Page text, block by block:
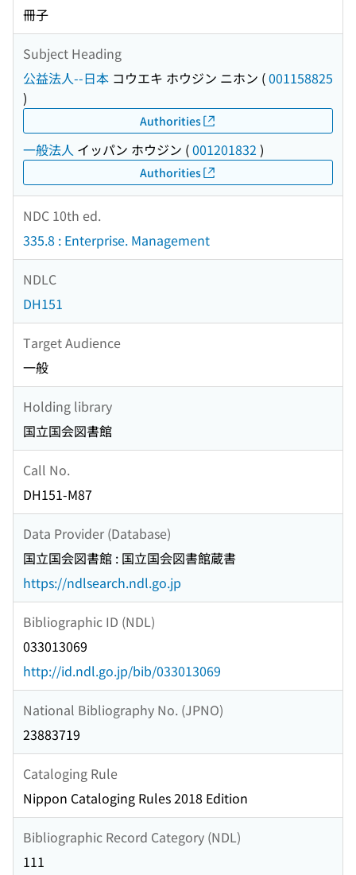
冊子
Subject Heading
公益法人--日本 コウエキ ホウジン ニホン (001158825
)
Authorities
一般法人 イッパン ホウジン (001201832 )
Authorities
NDC 10th ed.
335.8 : Enterprise. Management
NDLC
DH151
Target Audience
一般
Holding library
国立国会図書館
Call No.
DH151-M87
Data Provider (Database)
国立国会図書館 : 国立国会図書館蔵書
https://ndlsearch.ndl.go.jp
Bibliographic ID (NDL)
033013069
http://id.ndl.go.jp/bib/033013069
National Bibliography No. (JPNO)
23883719
Cataloging Rule
Nippon Cataloging Rules 2018 Edition
Bibliographic Record Category (NDL)
111